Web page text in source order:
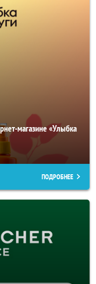
магазине «Улыбка
ПОДРОБНЕЕ